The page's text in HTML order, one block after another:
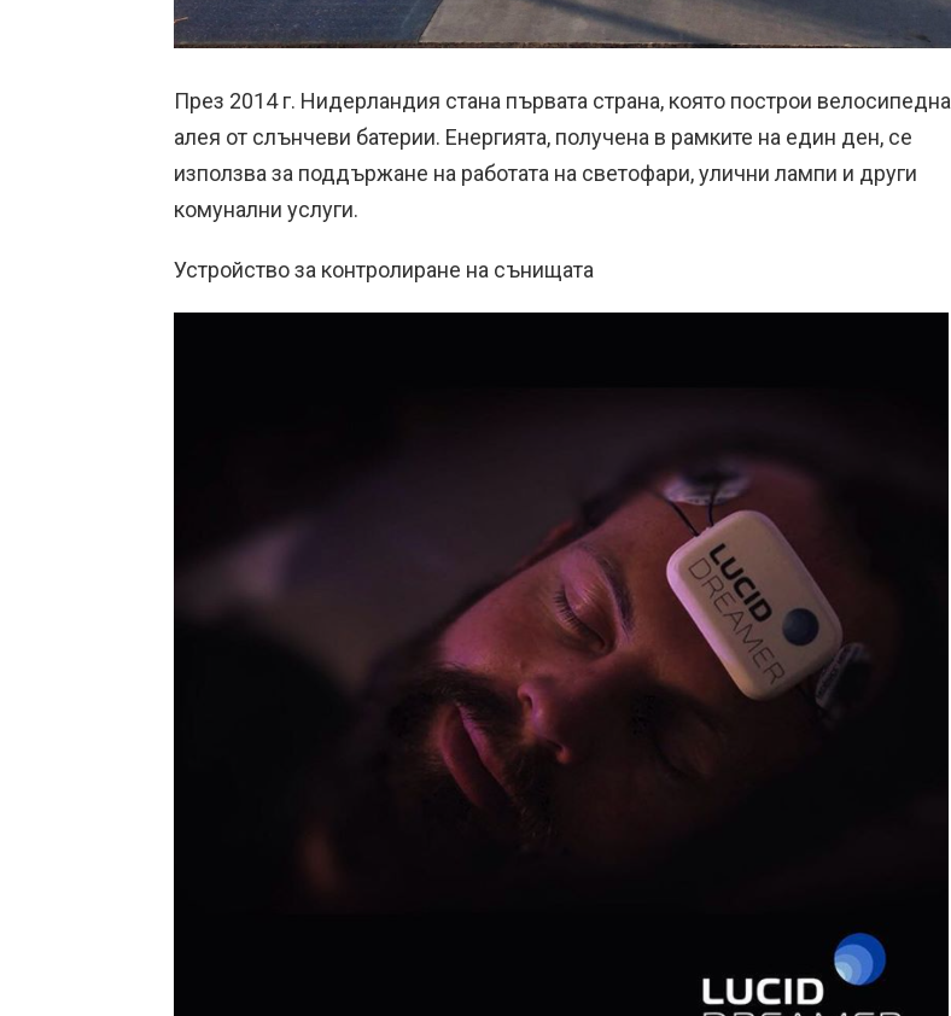
През 2014 г. Нидерландия стана първата страна, която построи велосипедна
алея от слънчеви батерии. Енергията, получена в рамките на един ден, се
използва за поддържане на работата на светофари, улични лампи и други
комунални услуги.
Устройство за контролиране на сънищата